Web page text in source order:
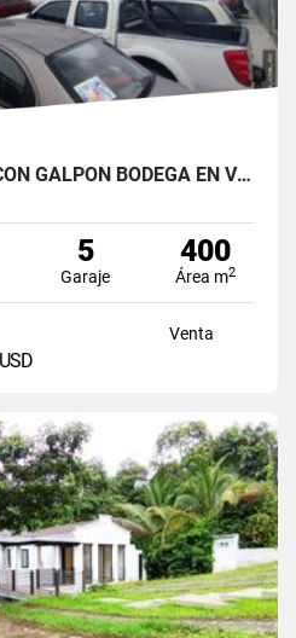
EDIFICIO COMERCIAL CON GALPÓN BODEGA EN VENTA ZONA MÉDICA DURÁN NORTE
5
Garaje
400
Área m2
Venta
USD